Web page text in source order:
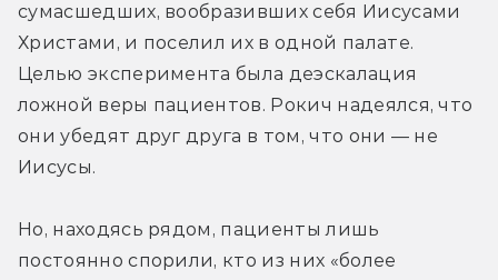
сумасшедших, вообразивших себя Иисусами
Христами, и поселил их в одной палате.
Целью эксперимента была деэскалация
ложной веры пациентов. Рокич надеялся, что
они убедят друг друга в том, что они — не
Иисусы.
Но, находясь рядом, пациенты лишь
постоянно спорили, кто из них «более